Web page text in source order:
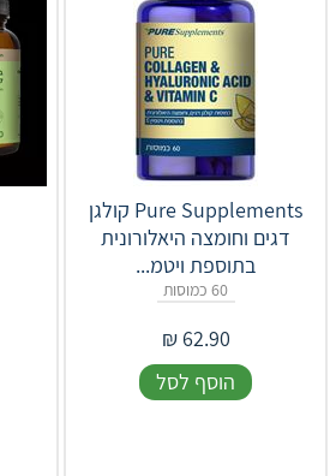
Pure Supplements קולגן
דגים וחומצה היאלורונית
בתוספת ויטמ...
60 כמוסות
62.90
₪
הוסף לסל